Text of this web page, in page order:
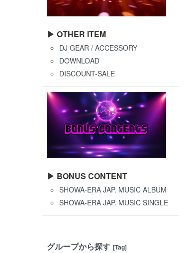
▶ OTHER ITEM
DJ GEAR / ACCESSORY
DOWNLOAD
DISCOUNT-SALE
▶ BONUS CONTENT
SHOWA-ERA JAP. MUSIC ALBUM
SHOWA-ERA JAP. MUSIC SINGLE
グループから探す [Tag]